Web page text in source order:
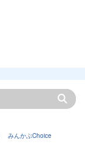
みんかぶChoice